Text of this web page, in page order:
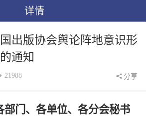
详情
出版协会舆论阵地意识形
通知
21988 分享
部门、各单位、各分会秘书